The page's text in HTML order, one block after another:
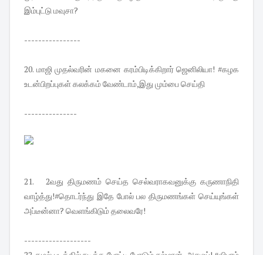
இம்புட்டு மவுசா?
----------------
20. மாஜி முதல்வரின் மகனை கரம்பிடிக்கிறார் ஜெனிலியா! #கழக
உடன்பிறப்புகள் கலக்கம் வேண்டாம்,இது மும்பை செய்தி
---------------
21. 2வது திருமணம் செய்த செல்வராகவனுக்கு கருணாநிதி
வாழ்த்து!#தொடர்ந்து இதே போல் பல திருமணங்கள் செய்யுங்கள்
அப்டீன்னா? வெளங்கிடும் தலைவரே!
-------------------